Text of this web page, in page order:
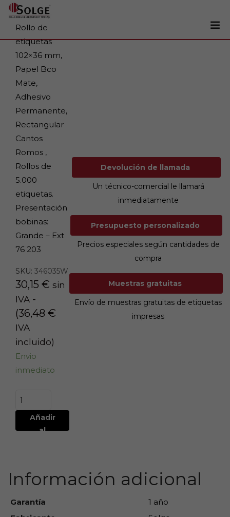
Soluciones
Impresoras
Etiquetadoras
Etiquetas
Tintas
Marcaje
Servicios
+34 93 241 22 21
Rollo de
etiquetas
102×36 mm,
Papel Bco
Mate,
Adhesivo
Permanente,
Rectangular
Cantos
Romos ,
Rollos de
5.000
etiquetas.
Presentación
bobinas:
Grande – Ext
76 203
SKU: 346035W
30,15 € sin
IVA -
(36,48 €
IVA
incluido)
Envio
inmediato
Añadir
al
Devolución de llamada
Un técnico-comercial le llamará
inmediatamente
Presupuesto personalizado
Precios especiales según cantidades de
compra
Muestras gratuitas
Envío de muestras gratuitas de etiquetas
impresas
Información adicional
Garantía
1 año